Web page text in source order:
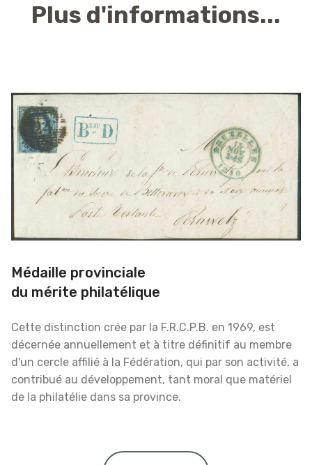
Plus d'informations...
Médaille provinciale
du mérite philatélique
Cette distinction crée par la F.R.C.P.B. en 1969, est
décernée annuellement et à titre définitif au membre
d'un cercle affilié à la Fédération, qui par son activité, a
contribué au développement, tant moral que matériel
de la philatélie dans sa province.